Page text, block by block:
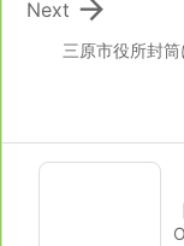
三原市役所封

Next